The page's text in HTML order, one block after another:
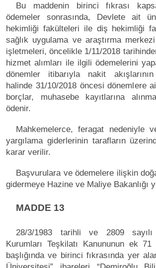
Bu maddenin birinci fıkrası
ödemeler sonrasında, Devlete ait
hekimliği fakülteleri ile diş hekimliği
sağlık uygulama ve araştırma
işletmeleri, öncelikle 1/11/2018
hizmet alımları ile ilgili ödemelerini
dönemler itibarıyla nakit
halinde 31/10/2018 öncesi dönemlere
borçlar, muhasebe kayıtlarına
ödenir.
Mahkemelerce, feragat nedeniyle
yargılama giderlerinin tarafların
karar verilir.
Başvurulara ve ödemelere ilişkin
gidermeye Hazine ve Maliye Bakanlığı
MADDE 13
28/3/1983 tarihli ve 2809 sayılı
Kurumları Teşkilatı Kanununun ek
başlığında ve birinci fıkrasında yer